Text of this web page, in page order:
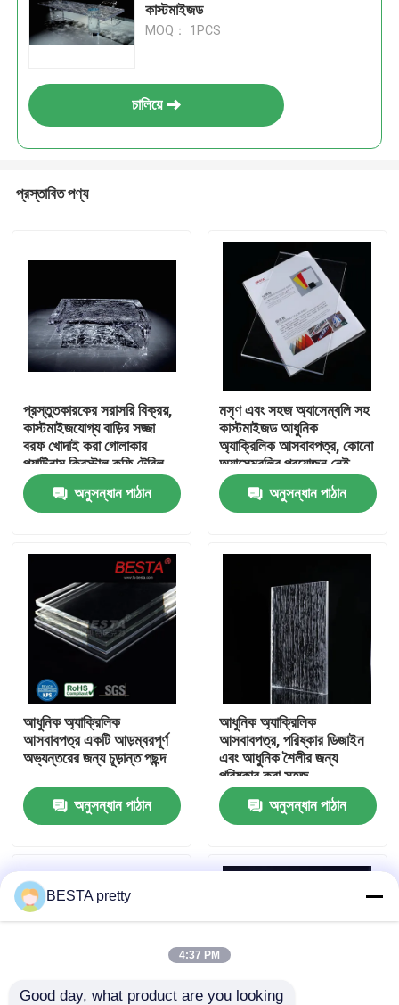
ভিডিও
আমাদের সম্বন্ধে
কারখানা পরিদর্শন
গুণমান নিয়ন্ত্রণ
আমাদের সাথে যোগাযোগ করুন
খবর
একটি উদ্ধৃতি অনুরোধ
কাস্টমাইজড
MOQ： 1PCS
চালিয়ে
প্রস্তাবিত পণ্য
প্রস্তুতকারকের সরাসরি বিক্রয়,
কাস্টমাইজযোগ্য বাড়ির সজ্জা
বরফ খোদাই করা গোলাকার
প্ল্যাটিনাম ক্রিস্টাল কফি টেবিল
অনুসন্ধান পাঠান
মসৃণ এবং সহজ অ্যাসেম্বলি সহ
কাস্টমাইজড আধুনিক
অ্যাক্রিলিক আসবাবপত্র, কোনো
অ্যাসেম্বলির প্রয়োজন নেই,
কাস্টমাইজযোগ্য রঙ
অনুসন্ধান পাঠান
আধুনিক অ্যাক্রিলিক
আসবাবপত্র একটি আড়ম্বরপূর্ণ
অভ্যন্তরের জন্য চূড়ান্ত পছন্দ
অনুসন্ধান পাঠান
আধুনিক অ্যাক্রিলিক
আসবাবপত্র, পরিষ্কার ডিজাইন
এবং আধুনিক শৈলীর জন্য
পরিষ্কার করা সহজ
অনুসন্ধান পাঠান
BESTA pretty
4:37 PM
Good day, what product are you looking